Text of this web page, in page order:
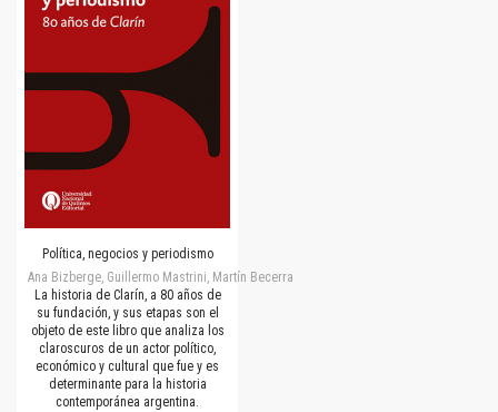
Política, negocios y periodismo
Ana Bizberge, Guillermo Mastrini, Martín Becerra
La historia de Clarín, a 80 años de
su fundación, y sus etapas son el
objeto de este libro que analiza los
claroscuros de un actor político,
económico y cultural que fue y es
determinante para la historia
contemporánea argentina.